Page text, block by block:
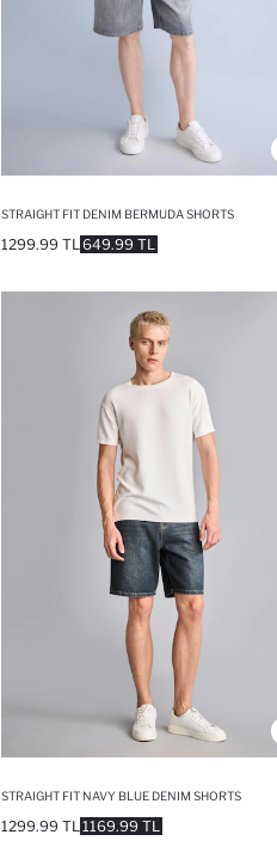
STRAIGHT FIT DENIM BERMUDA SHORTS
649.99 TL
1299.99 TL
STRAIGHT FIT NAVY BLUE DENIM SHORTS
1169.99 TL
1299.99 TL